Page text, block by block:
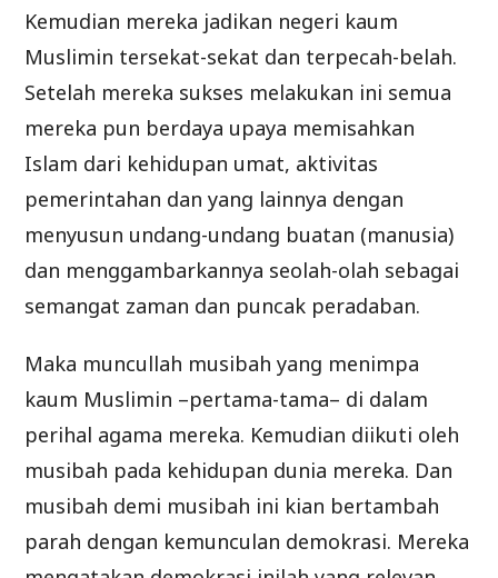
Kemudian mereka jadikan negeri kaum
Muslimin tersekat-sekat dan terpecah-belah.
Setelah mereka sukses melakukan ini semua
mereka pun berdaya upaya memisahkan
Islam dari kehidupan umat, aktivitas
pemerintahan dan yang lainnya dengan
menyusun undang-undang buatan (manusia)
dan menggambarkannya seolah-olah sebagai
semangat zaman dan puncak peradaban.
Maka muncullah musibah yang menimpa
kaum Muslimin –pertama-tama– di dalam
perihal agama mereka. Kemudian diikuti oleh
musibah pada kehidupan dunia mereka. Dan
musibah demi musibah ini kian bertambah
parah dengan kemunculan demokrasi. Mereka